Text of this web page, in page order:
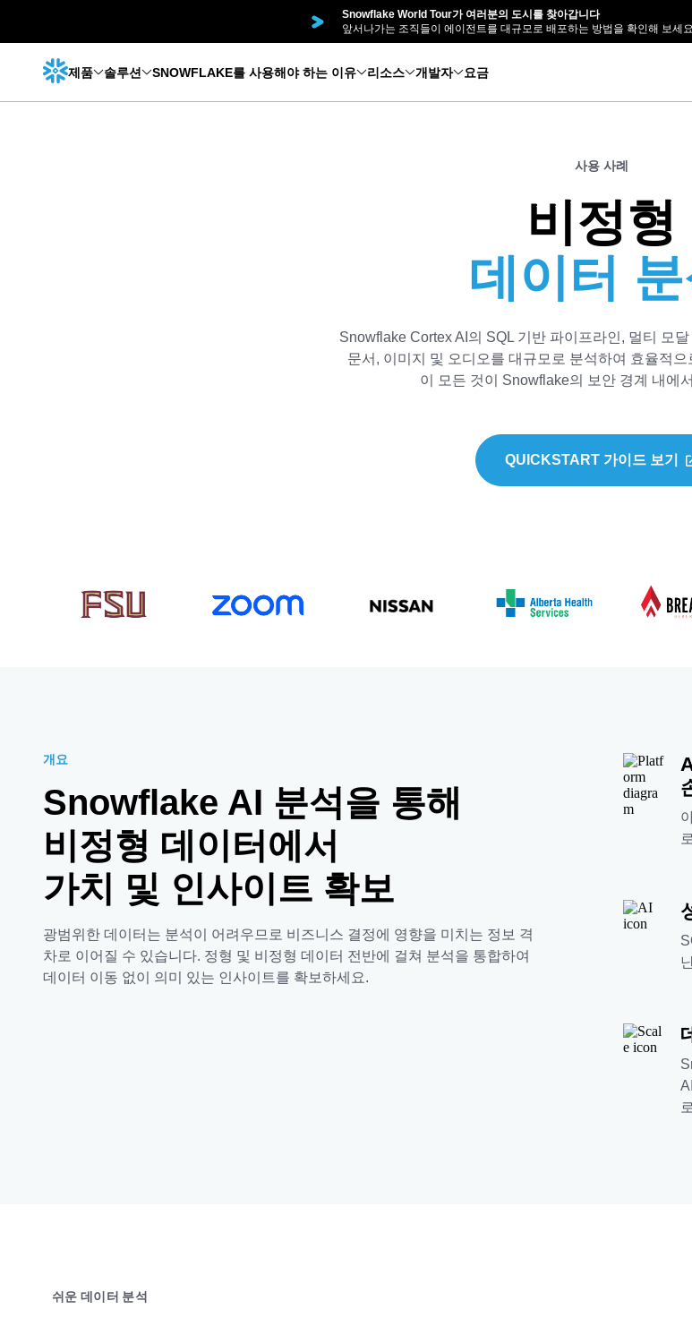
Snowflake World Tour가 여러분의 도시를 찾아갑니다
앞서나가는 조직들이 에이전트를 대규모로 배포하는 방법을 확인해 보세
제품 솔루션 SNOWFLAKE를 사용해야 하는 이유 리소스 개발자 요금
사용 사례
비정형
데이터 분
Snowflake Cortex AI의 SQL 기반 파이프라인, 멀티 모
문서, 이미지 및 오디오를 대규모로 분석하여 효율적
이 모든 것이 Snowflake의 보안 경계 내에
QUICKSTART 가이드 보기
개요
Snowflake AI 분석을 통해
비정형 데이터에서
가치 및 인사이트 확보
광범위한 데이터는 분석이 어려우므로 비즈니스 결정에 영향을 미치는 정보 격
차로 이어질 수 있습니다. 정형 및 비정형 데이터 전반에 걸쳐 분석을 통합하여
데이터 이동 없이 의미 있는 인사이트를 확보하세요.
쉬운 데이터 분석